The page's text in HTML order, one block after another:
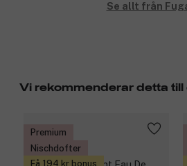
Se allt från
Vi rekommenderar detta till
Premium
Nischdofter
Få 194 kr bonus